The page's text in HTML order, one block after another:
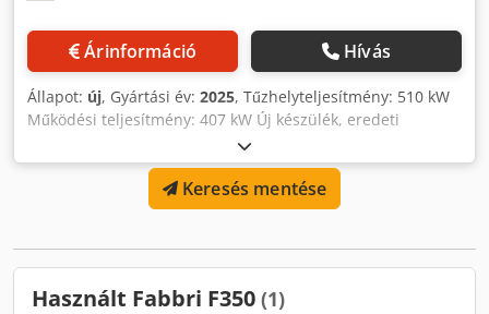
Árinformáció Hívás
Állapot: új, Gyártási év: 2025, Tűzhelyteljesítmény: 510 kW
Működési teljesítmény: 407 kW Új készülék, eredeti
csomagolásban: Igen Füstelvezető átmérő: 250 mm
Forrólevegő szállítócsövek: 4 x 350 mm Tűztér hossza: 1900
mm Dcsdpfx Aisk Utrwsljk Tűztér szélessége: 900 mm
Tűzterem magassága: 900 mm Levegőáram : 26000 m³/h
térfogata: 8000 m³ Fűtött terület: 1800 m²
3000 mm Kemenceszélesség: 1220 mm Kemencehossz
Keresés mentése
Használt Fabbri F350 (1)